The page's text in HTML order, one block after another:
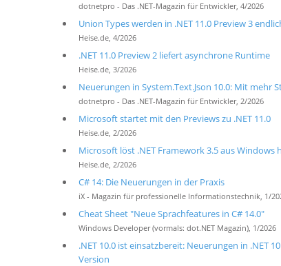
dotnetpro - Das .NET-Magazin für Entwickler, 4/2026
Union Types werden in .NET 11.0 Preview 3
Heise.de, 4/2026
.NET 11.0 Preview 2 liefert asynchrone Runtime
Heise.de, 3/2026
Neuerungen in System.Text.Json 10.0: Mit mehr
dotnetpro - Das .NET-Magazin für Entwickler, 2/2026
Microsoft startet mit den Previews zu .NET 11.0
Heise.de, 2/2026
Microsoft löst .NET Framework 3.5 aus Windows
Heise.de, 2/2026
C# 14: Die Neuerungen in der Praxis
iX - Magazin für professionelle Informationstechnik, 1/
Cheat Sheet "Neue Sprachfeatures in C# 14.0"
Windows Developer (vormals: dot.NET Magazin), 1/2026
.NET 10.0 ist einsatzbereit: Neuerungen in .NET
Version